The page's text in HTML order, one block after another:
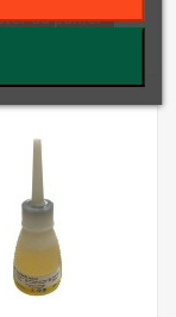
au panier